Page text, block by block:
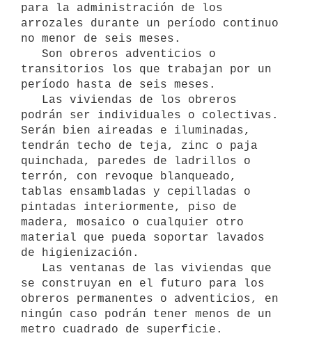
para la administración de los
arrozales durante un período continuo
no menor de seis meses.
transitorios los que trabajan por un
período hasta de seis meses.
podrán ser individuales o colectivas.
Serán bien aireadas e iluminadas,
tendrán techo de teja, zinc o paja
quinchada, paredes de ladrillos o
terrón, con revoque blanqueado,
tablas ensambladas y cepilladas o
pintadas interiormente, piso de
madera, mosaico o cualquier otro
material que pueda soportar lavados
de higienización.
se construyan en el futuro para los
obreros permanentes o adventicios, en
ningún caso podrán tener menos de un
metro cuadrado de superficie.